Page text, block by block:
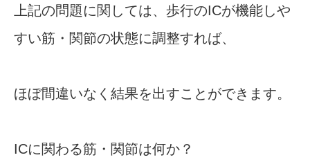
上記の問題に関しては、歩行のICが機能しや
すい筋・関節の状態に調整すれば、
ほぼ間違いなく結果を出すことができます。
ICに関わる筋・関節は何か？